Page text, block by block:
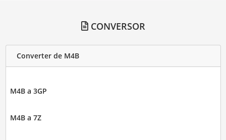
CONVERSOR
Converter de M4B
M4B a 3GP
M4B a 7Z